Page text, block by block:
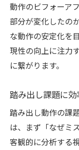
動作のビフォーア
部分が変化したの
な動作の安定化を
現性の向上に注力
に繋がります。
踏み出し課題に
踏み出し動作の課
は、まず「なぜミ
客観的に分析する